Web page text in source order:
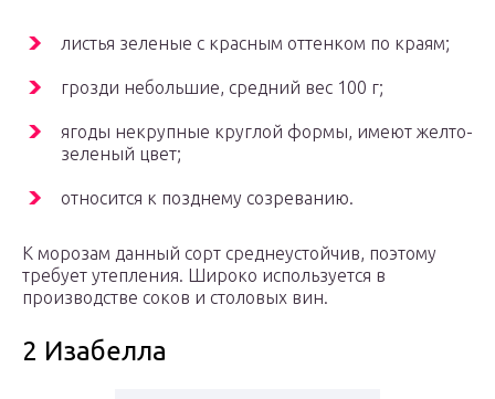
листья зеленые с красным оттенком по краям;
грозди небольшие, средний вес 100 г;
ягоды некрупные круглой формы, имеют желто-
зеленый цвет;
относится к позднему созреванию.
К морозам данный сорт среднеустойчив, поэтому
требует утепления. Широко используется в
производстве соков и столовых вин.
2 Изабелла